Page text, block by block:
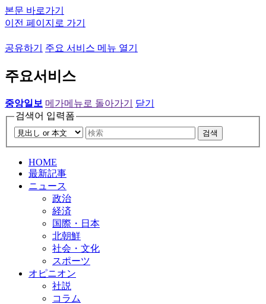
본문 바로가기
이전 페이지로 가기
공유하기 주요 서비스 메뉴 열기
주요서비스
중앙일보 메가메뉴로 돌아가기
닫기
검색어 입력폼
검색
HOME
最新記事
ニュース
政治
経済
国際・日本
北朝鮮
社会・文化
スポーツ
オピニオン
社説
コラム